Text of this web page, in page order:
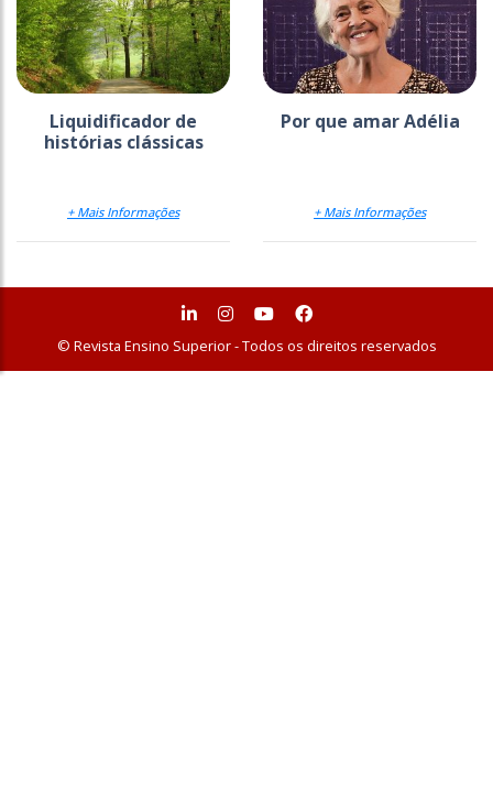
Liquidificador de
histórias clássicas
+ Mais Informações
Por que amar Adélia
+ Mais Informações
© Revista Ensino Superior - Todos os direitos reservados